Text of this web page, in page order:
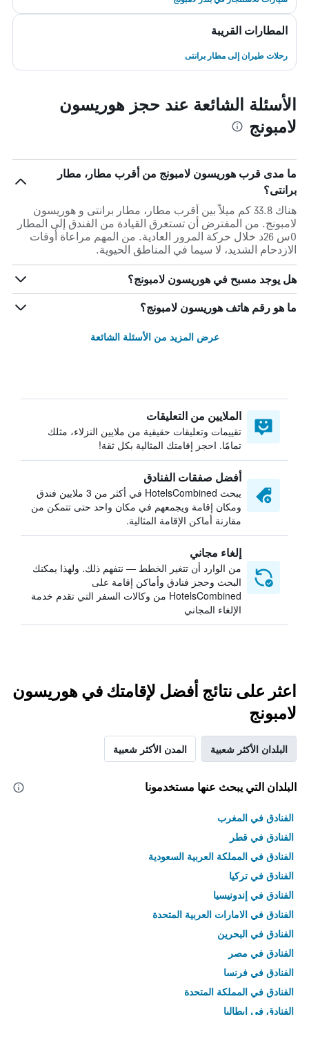
المطارات القريبة
رحلات طيران إلى مطار برانتى
الأسئلة الشائعة عند حجز هوريسون
لامبونج
ما مدى قرب هوريسون لامبونج من أقرب مطار، مطار
برانتى؟
هناك 33.8 كم ميلاً بين أقرب مطار، مطار برانتى و هوريسون
لامبونج. من المفترض أن تستغرق القيادة من الفندق إلى المطار
0س 26د خلال حركة المرور العادية. من المهم مراعاة أوقات
الازدحام الشديد، لا سيما في المناطق الحيوية.
هل يوجد مسبح في هوريسون لامبونج؟
ما هو رقم هاتف هوريسون لامبونج؟
عرض المزيد من الأسئلة الشائعة
الملايين من التعليقات
تقييمات وتعليقات حقيقية من ملايين النزلاء، مثلك
تمامًا. احجز إقامتك المثالية بكل ثقة!
أفضل صفقات الفنادق
يبحث HotelsCombined في أكثر من 3 ملايين فندق
ومكان إقامة ويجمعهم في مكان واحد حتى تتمكن من
مقارنة أماكن الإقامة المثالية.
إلغاء مجاني
من الوارد أن تتغير الخطط — نتفهم ذلك. ولهذا يمكنك
البحث وحجز فنادق وأماكن إقامة على
HotelsCombined من وكالات السفر التي تقدم خدمة
الإلغاء المجاني
اعثر على نتائج أفضل لإقامتك في هوريسون
لامبونج
البلدان الأكثر شعبية المدن الأكثر شعبية
البلدان التي يبحث عنها مستخدمونا
الفنادق في المغرب
الفنادق في قطر
الفنادق في المملكة العربية السعودية
الفنادق في تركيا
الفنادق في إندونيسيا
الفنادق في الامارات العربية المتحدة
الفنادق في البحرين
الفنادق في مصر
الفنادق في فرنسا
الفنادق في المملكة المتحدة
الفنادق في إيطاليا